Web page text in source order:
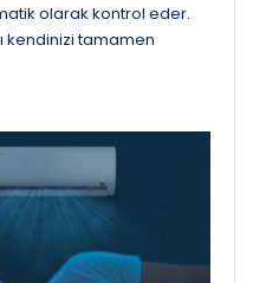
olarak kontrol eder.
kendinizi tamamen